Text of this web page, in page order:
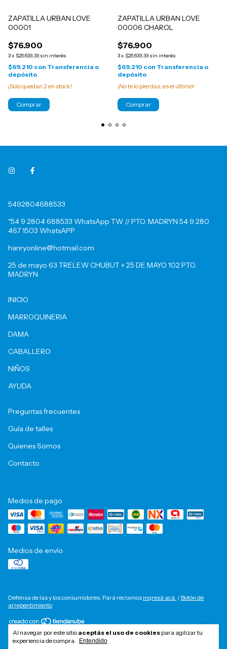
Al navegar por este sitio aceptás el uso de cookies para agilizar tu
experiencia de compra.
Entendido
ZAPATILLA URBAN LOVE
00001
$76.900
3x $25.633,33 sin interés
$69.210 con Transferencia o
depósito
¡Solo quedan 2en stock!
Comprar
ZAPATILLA URBAN LOVE
00006 CHAROL
$76.900
3x $25.633,33 sin interés
$69.210 con Transferencia o
depósito
¡No te lo pierdas, es el último!
Comprar
5492804688533
*54 9 2804 688533 WhatsApp TW // PTO. MADRYN 54 9 280
467 1503 WhatsAPP
hanryonline@hotmail.com
25 de mayo 63 TRELEW CHUBUT + 25 DE MAYO 102 PTO.
MADRYN
INICIO
MARROQUINERIA
DAMA
CABALLERO
NIÑOS
AYUDA
Preguntas frecuentes
Guía de talles
Quienes Somos
Contacto
Medios de pago
Medios de envío
Defensa de las y los consumidores. Para reclamos ingresá acá. / Botón de
arrepentimiento
Copyright Calzados Hanry - 2026. Todos los derechos reservados.